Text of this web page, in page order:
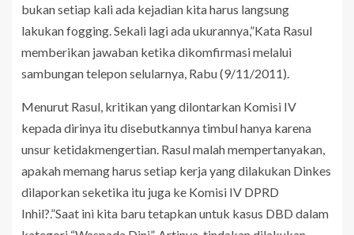
bukan setiap kali ada kejadian kita harus langsung
lakukan fogging. Sekali lagi ada ukurannya,”Kata Rasul
memberikan jawaban ketika dikomfirmasi melalui
sambungan telepon selularnya, Rabu (9/11/2011).
Menurut Rasul, kritikan yang dilontarkan Komisi IV
kepada dirinya itu disebutkannya timbul hanya karena
unsur ketidakmengertian. Rasul malah mempertanyakan,
apakah memang harus setiap kerja yang dilakukan Dinkes
dilaporkan seketika itu juga ke Komisi IV DPRD
Inhil?.”Saat ini kita baru tetapkan untuk kasus DBD dalam